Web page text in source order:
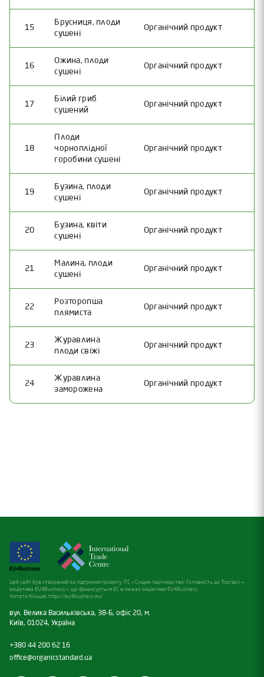
15
Брусниця, плоди
сушені
Органічний продукт
16
Ожина, плоди
сушені
Органічний продукт
17
Білий гриб
сушений
Органічний продукт
18
Плоди
чорноплідної
горобини сушені
Органічний продукт
19
Бузина, плоди
сушені
Органічний продукт
20
Бузина, квіти
сушені
Органічний продукт
21
Малина, плоди
сушені
Органічний продукт
22
Розторопша
плямиста
Органічний продукт
23
Журавлина
плоди свіжі
Органічний продукт
24
Журавлина
заморожена
Органічний продукт
вул. Велика Васильківська, 38-Б, офіс 20, м.
Київ, 01024, Україна
Цей сайт був створений за підтримки проекту ITC «Східне партнерство: Готовність до Торгівлі —
Ініціатива EU4Business», що фінансується ЕС в межах ініціативи EU4Business.
Читати більше: https://eu4business.eu/
+380 44 200 62 16
office@organicstandard.ua